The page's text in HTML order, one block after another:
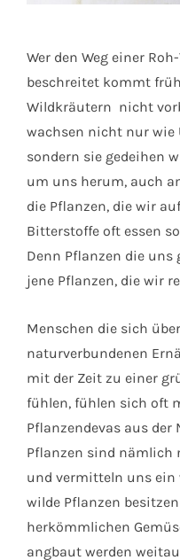
Wer den Weg einer
beschreitet kommt
Wildkräutern nicht
wachsen nicht nur wie
sondern sie gedeihen
um uns herum, auch
die Pflanzen, die wir
Bitterstoffe oft essen
Denn Pflanzen die
jene Pflanzen, die wir
Menschen die sich
naturverbundenen
mit der Zeit zu einer
fühlen, fühlen sich oft
Pflanzendevas aus der
Pflanzen sind nämlich
und vermitteln uns ein
wilde Pflanzen
herkömmlichen
angbaut werden